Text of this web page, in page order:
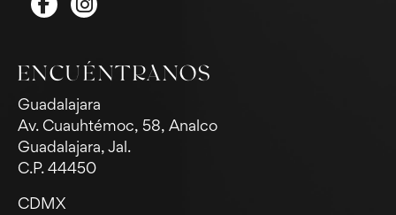
ENCUÉNTRANOS
Guadalajara
Av. Cuauhtémoc, 58, Analco
Guadalajara, Jal.
C.P. 44450
CDMX